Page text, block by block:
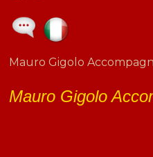
Mauro Gigolo
Mauro Gigolo